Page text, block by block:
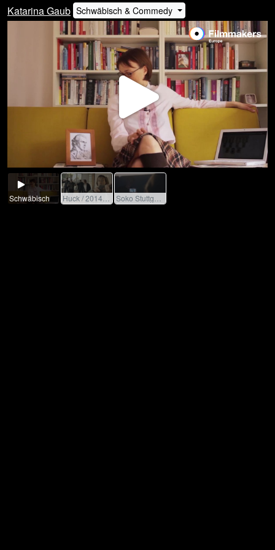
Katarina Gaub Schwäbisch & Commedy
Play
Video
Schwäbisch